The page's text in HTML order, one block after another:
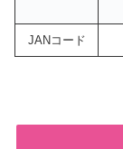
JANコード